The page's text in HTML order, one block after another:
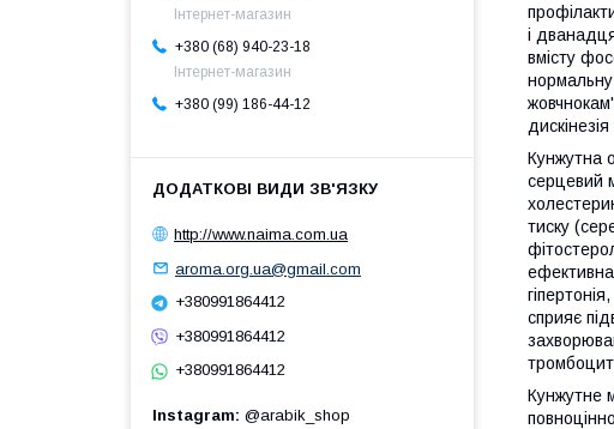
і
вмісту
Кунжутна
серцевий
тиску
ефективна
сприяє
Кунжутне
Інтернет-магазин
+380 (68) 940-23-18
Інтернет-магазин
+380 (99) 186-44-12
http://www.naima.com.ua
aroma.org.ua@gmail.com
+380991864412
+380991864412
+380991864412
Instagram @arabik_shop